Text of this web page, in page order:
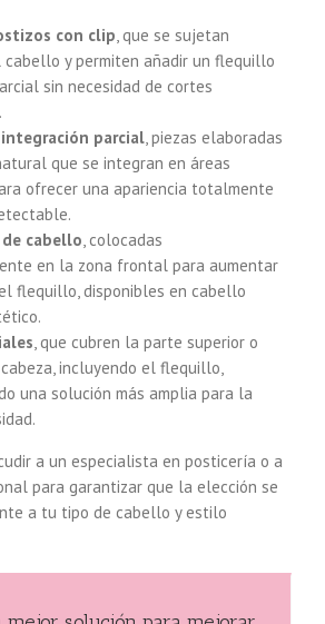
con clip, que se sujetan
y permiten añadir un flequillo
sin necesidad de cortes
parcial, piezas elaboradas
que se integran en áreas
ofrecer una apariencia totalmente
cabello, colocadas
en la zona frontal para aumentar
flequillo, disponibles en cabello
, que cubren la parte superior o
incluyendo el flequillo,
una solución más amplia para la
a un especialista en posticería o a
para garantizar que la elección se
a tu tipo de cabello y estilo